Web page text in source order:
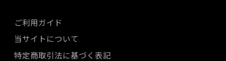
ご利用ガイド
当サイトについて
特定商取引法に基づく表記